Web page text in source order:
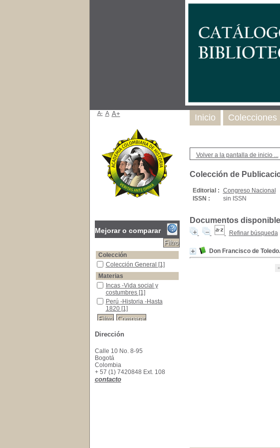
Volver a la pantalla de inicio ...
Colección de
Editorial : Congreso Nacional
ISSN :
sin ISSN
Documentos
Refinar búsqueda
Don Francisco de
Inicio Colecciones
A- A A+
Mejorar o comparar
Colección
Colección General
Colección General [1]
Materias
Incas -Vida social y costumbres
Incas -Vida social y
costumbres [1]
Perú -Historia -Hasta 1820
Perú -Historia -Hasta
1820 [1]
Dirección
Calle 10 No. 8-95
Bogotá
Colombia
+ 57 (1) 7420848 Ext. 108
contacto